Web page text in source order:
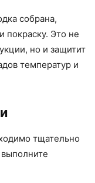
собрана,
покраску. Это не
но и защитит
температур и
тщательно
выполните